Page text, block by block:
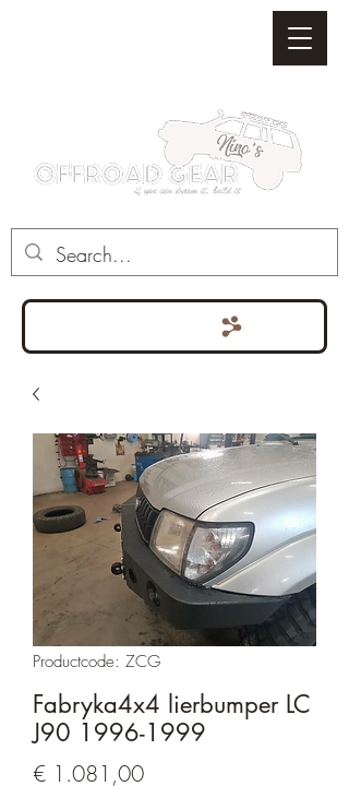
Productcode: ZCG
Fabryka4x4 lierbumper LC
J90 1996-1999
€ 1.081,00Prijs